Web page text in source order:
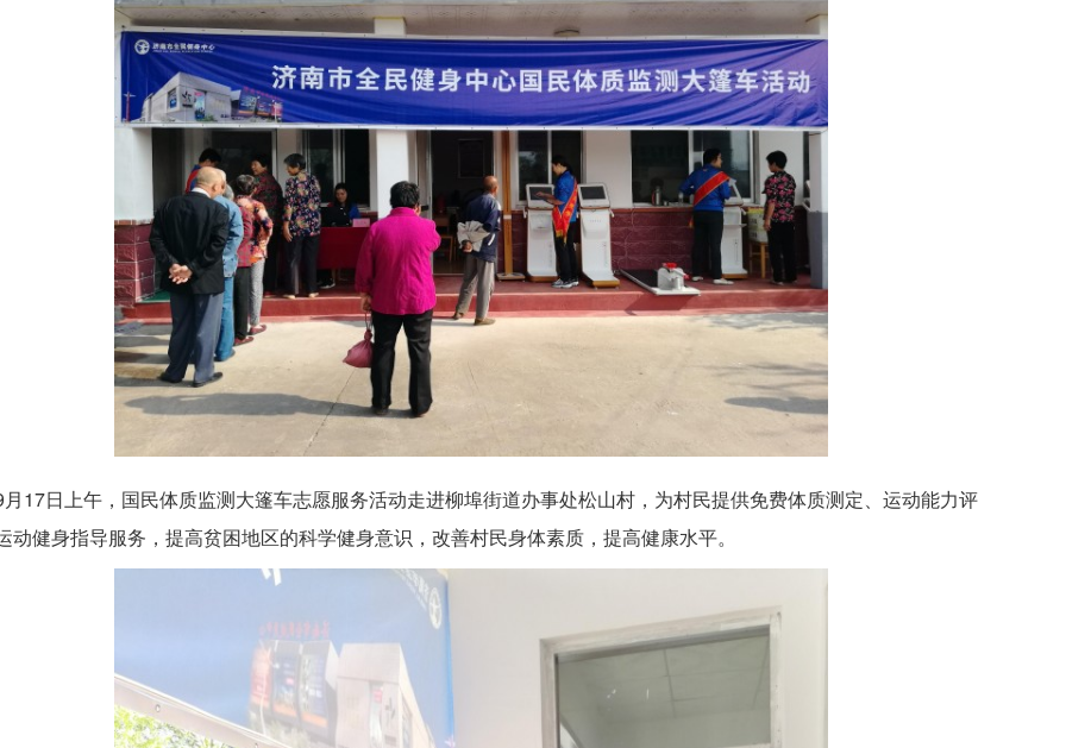
月17日上午，国民体质监测大篷车志愿服务活动走进柳埠街道办事处松山村，为村民提供免费体质测定、运动能力评
动健身指导服务，提高贫困地区的科学健身意识，改善村民身体素质，提高健康水平。